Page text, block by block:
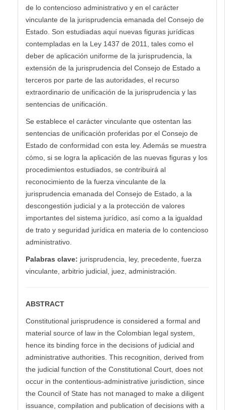
de lo contencioso administrativo y en el carácter
vinculante de la jurisprudencia emanada del Consejo de
Estado. Son estudiadas aquí nuevas figuras jurídicas
contempladas en la Ley 1437 de 2011, tales como el
deber de aplicación uniforme de la jurisprudencia, la
extensión de la jurisprudencia del Consejo de Estado a
terceros por parte de las autoridades, el recurso
extraordinario de unificación de la jurisprudencia y las
sentencias de unificación.
Se establece el carácter vinculante que ostentan las
sentencias de unificación proferidas por el Consejo de
Estado de conformidad con esta ley. Además se muestra
cómo, si se logra la aplicación de las nuevas figuras y los
procedimientos estudiados, se contribuirá al
reconocimiento de la fuerza vinculante de la
jurisprudencia emanada del Consejo de Estado, a la
descongestión judicial y a la protección de valores
importantes del sistema jurídico, así como a la igualdad
de trato y seguridad jurídica en materia de lo contencioso
administrativo.
Palabras clave: jurisprudencia, ley, precedente, fuerza
vinculante, arbitrio judicial, juez, administración.
ABSTRACT
Constitutional jurisprudence is considered a formal and
material source of law in the Colombian legal system,
hence its binding force in the decisions of judicial and
administrative authorities. This recognition, derived from
the judicial function of the Constitutional Court, does not
occur in the contentious-administrative jurisdiction, since
the Council of State has not managed to make a diligent
issuance, compilation and publication of decisions with a